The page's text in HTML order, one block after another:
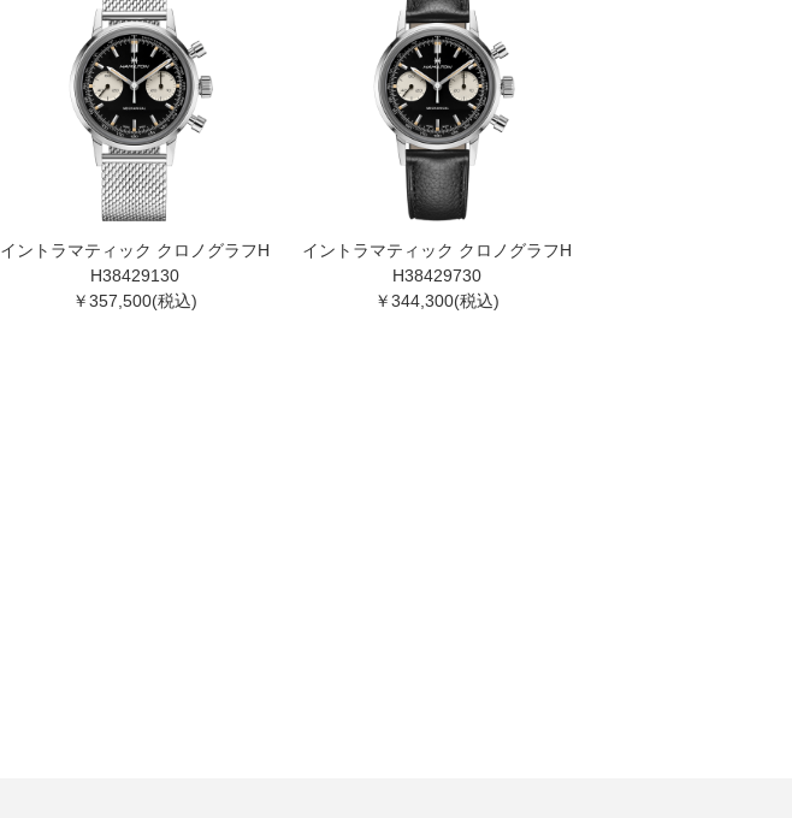
イントラマティック クロノグラフH
H38429130
￥357,500(税込)
イントラマティック クロノグラフH
H38429730
￥344,300(税込)